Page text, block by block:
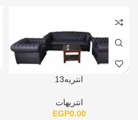
انتريه13
انتريهات
EGP0.00